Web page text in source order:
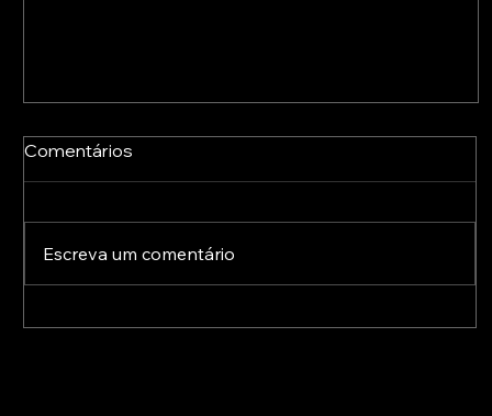
Comentários
Escreva um comentário